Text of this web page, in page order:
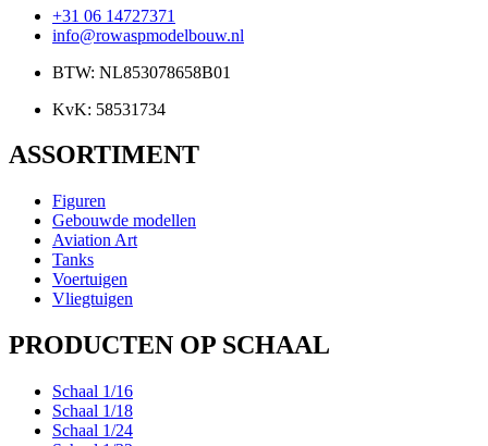
+31 06 14727371
info@rowaspmodelbouw.nl
BTW: NL853078658B01
KvK: 58531734
ASSORTIMENT
Figuren
Gebouwde modellen
Aviation Art
Tanks
Voertuigen
Vliegtuigen
PRODUCTEN OP SCHAAL
Schaal 1/16
Schaal 1/18
Schaal 1/24